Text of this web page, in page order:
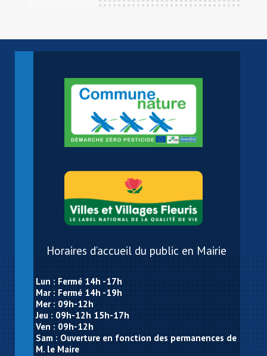
Horaires d’accueil du public en Mairie
Lun : Fermé 14h -17h
Mar : Fermé 14h -19h
Mer : 09h-12h
Jeu : 09h-12h 15h-17h
Ven : 09h-12h
Sam : Ouverture en fonction des permanences de
M. le Maire